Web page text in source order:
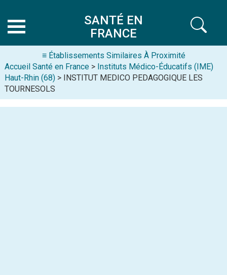
SANTÉ EN
FRANCE
≡ Établissements Similaires À Proximité
Accueil Santé en France > Instituts Médico-Éducatifs (IME)
Haut-Rhin (68) > INSTITUT MEDICO PEDAGOGIQUE LES
TOURNESOLS